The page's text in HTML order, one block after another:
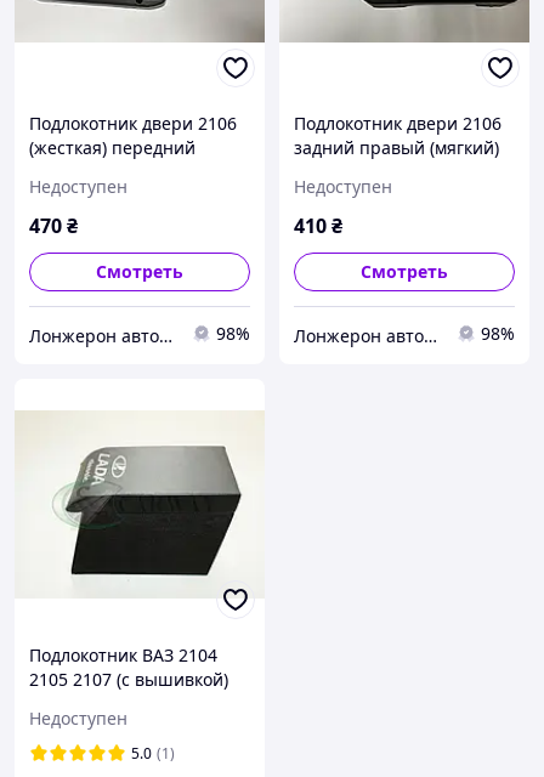
Подлокотник двери 2106
(жесткая) передний
Недоступен
470₴
Смотреть
Лонжерон автомагазин 98%
Подлокотник двери 2106
задний правый (мягкий)
Недоступен
410₴
Смотреть
Лонжерон автомагазин 98%
Подлокотник ВАЗ 2104
2105 2107 (с вышивкой)
Недоступен
5.0 (1)